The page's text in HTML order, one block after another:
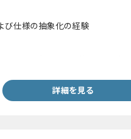
び仕様の抽象化の経験
詳細を見る